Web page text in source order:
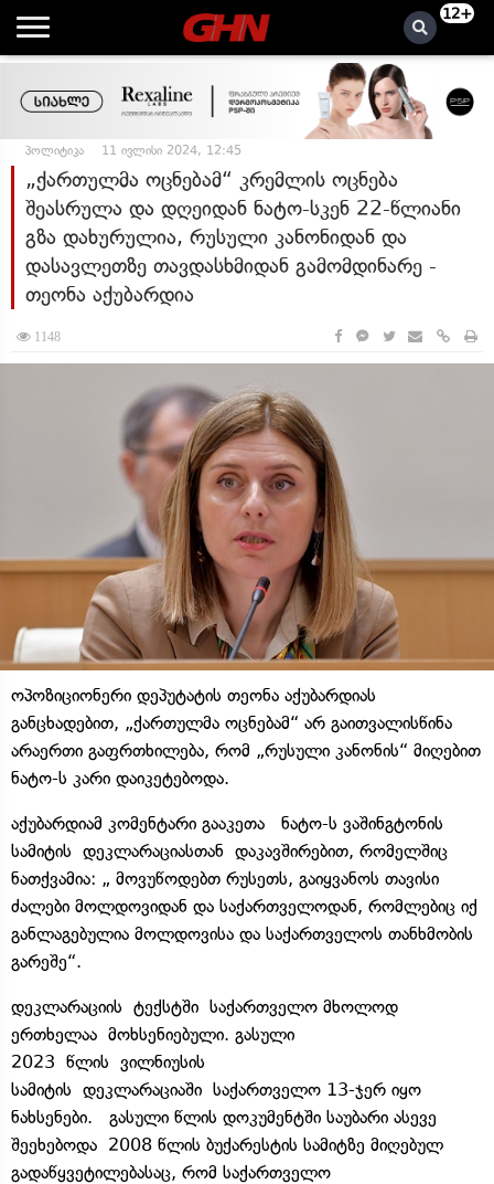
12+
პოლიტიკა 11 ივლისი 2024, 12:45
„ქართულმა ოცნებამ“ კრემლის ოცნება
შეასრულა და დღეიდან ნატო-სკენ 22-წლიანი
გზა დახურულია, რუსული კანონიდან და
დასავლეთზე თავდასხმიდან გამომდინარე -
თეონა აქუბარდია
1148
ოპოზიციონერი დეპუტატის თეონა აქუბარდიას
განცხადებით, „ქართულმა ოცნებამ“ არ გაითვალისწინა
არაერთი გაფრთხილება, რომ „რუსული კანონის“ მიღებით
ნატო-ს კარი დაიკეტებოდა.
აქუბარდიამ კომენტარი გააკეთა ნატო-ს ვაშინგტონის
სამიტის დეკლარაციასთან დაკავშირებით, რომელშიც
ნათქვამია: „ მოვუწოდებთ რუსეთს, გაიყვანოს თავისი
ძალები მოლდოვიდან და საქართველოდან, რომლებიც იქ
განლაგებულია მოლდოვისა და საქართველოს თანხმობის
გარეშე“.
დეკლარაციის ტექსტში საქართველო მხოლოდ
ერთხელაა მოხსენიებული. გასული
2023 წლის ვილნიუსის
სამიტის დეკლარაციაში საქართველო 13-ჯერ იყო
ნახსენები. გასული წლის დოკუმენტში საუბარი ასევე
შეეხებოდა 2008 წლის ბუქარესტის სამიტზე მიღებულ
გადაწყვეტილებასაც, რომ საქართველო